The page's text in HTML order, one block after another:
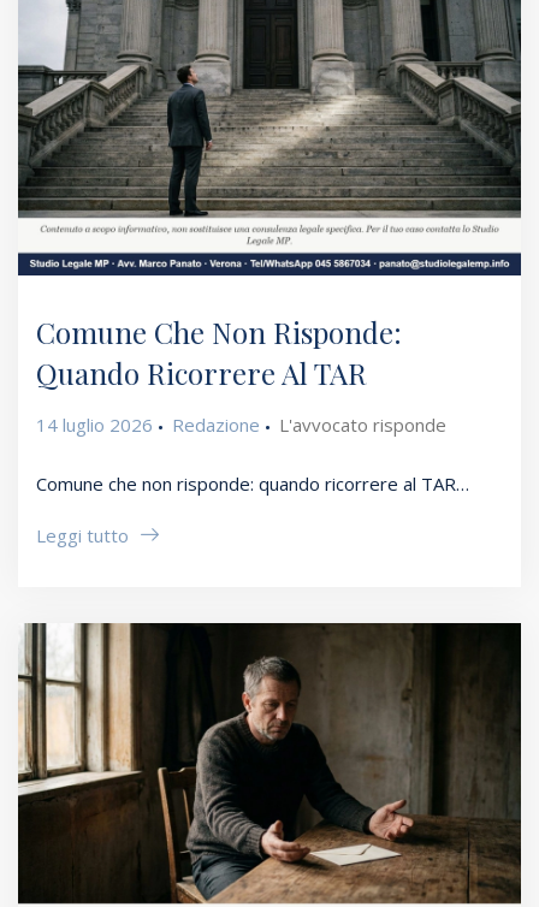
Comune Che Non Risponde:
Quando Ricorrere Al TAR
14 luglio 2026 Redazione L'avvocato risponde
Comune che non risponde: quando ricorrere al TAR…
Leggi tutto